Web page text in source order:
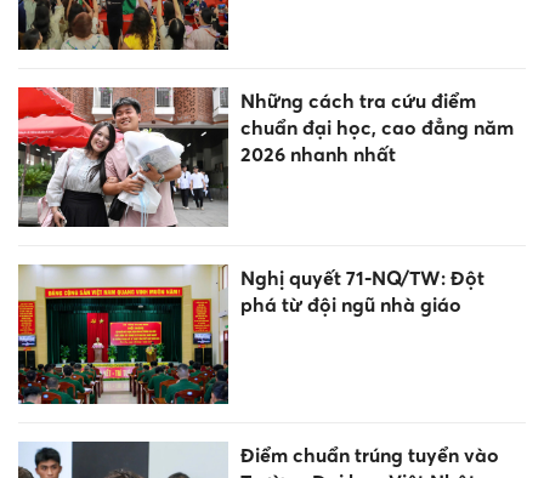
Những cách tra cứu điểm
chuẩn đại học, cao đẳng năm
2026 nhanh nhất
Nghị quyết 71-NQ/TW: Đột
phá từ đội ngũ nhà giáo
Điểm chuẩn trúng tuyển vào